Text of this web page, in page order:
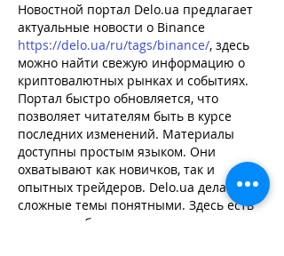
Новостной портал Delo.ua предлагает
актуальные новости о Binance
https://delo.ua/ru/tags/binance/, здесь
можно найти свежую информацию о
криптовалютных рынках и событиях.
Портал быстро обновляется, что
позволяет читателям быть в курсе
последних изменений. Материалы
доступны простым языком. Они
охватывают как новичков, так и
опытных трейдеров. Delo.ua делает
сложные темы понятными. Здесь есть
анализы, обзоры и комментарии